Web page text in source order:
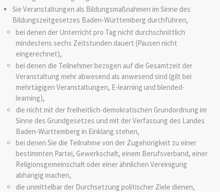
Sie Veranstaltungen als Bildungsmaßnahmen im Sinne des
Bildungszeitgesetzes Baden-Württemberg durchführen,
bei denen der Unterricht pro Tag nicht durchschnittlich
mindestens sechs Zeitstunden dauert (Pausen nicht
eingerechnet),
bei denen die Teilnehmer bezogen auf die Gesamtzeit der
Veranstaltung mehr abwesend als anwesend sind (gilt bei
mehrtägigen Veranstaltungen, E-learning und blended-
learning),
die nicht mit der freiheitlich-demokratischen Grundordnung im
Sinne des Grundgesetzes und mit der Verfassung des Landes
Baden-Württemberg in Einklang stehen,
bei denen Sie die Teilnahme von der Zugehörigkeit zu einer
bestimmten Partei, Gewerkschaft, einem Berufsverband, einer
Religionsgemeinschaft oder einer ähnlichen Vereinigung
abhängig machen,
die unmittelbar der Durchsetzung politischer Ziele dienen,